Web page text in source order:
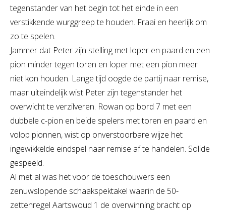
tegenstander van het begin tot het einde in een
verstikkende wurggreep te houden. Fraai en heerlijk om
zo te spelen.
Jammer dat Peter zijn stelling met loper en paard en een
pion minder tegen toren en loper met een pion meer
niet kon houden. Lange tijd oogde de partij naar remise,
maar uiteindelijk wist Peter zijn tegenstander het
overwicht te verzilveren. Rowan op bord 7 met een
dubbele c-pion en beide spelers met toren en paard en
volop pionnen, wist op onverstoorbare wijze het
ingewikkelde eindspel naar remise af te handelen. Solide
gespeeld.
Al met al was het voor de toeschouwers een
zenuwslopende schaakspektakel waarin de 50-
zettenregel Aartswoud 1 de overwinning bracht op